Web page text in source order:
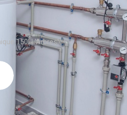
150l L'Arbresle